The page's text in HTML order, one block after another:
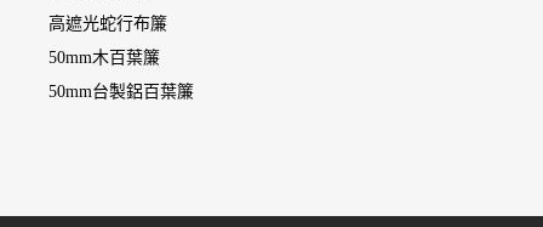
高遮光蛇行布簾
50mm木百葉簾
50mm台製鋁百葉簾